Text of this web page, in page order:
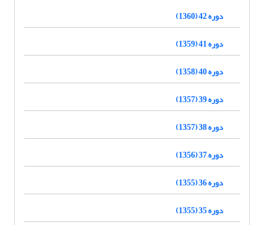
دوره 42 (1360)
دوره 41 (1359)
دوره 40 (1358)
دوره 39 (1357)
دوره 38 (1357)
دوره 37 (1356)
دوره 36 (1355)
دوره 35 (1355)